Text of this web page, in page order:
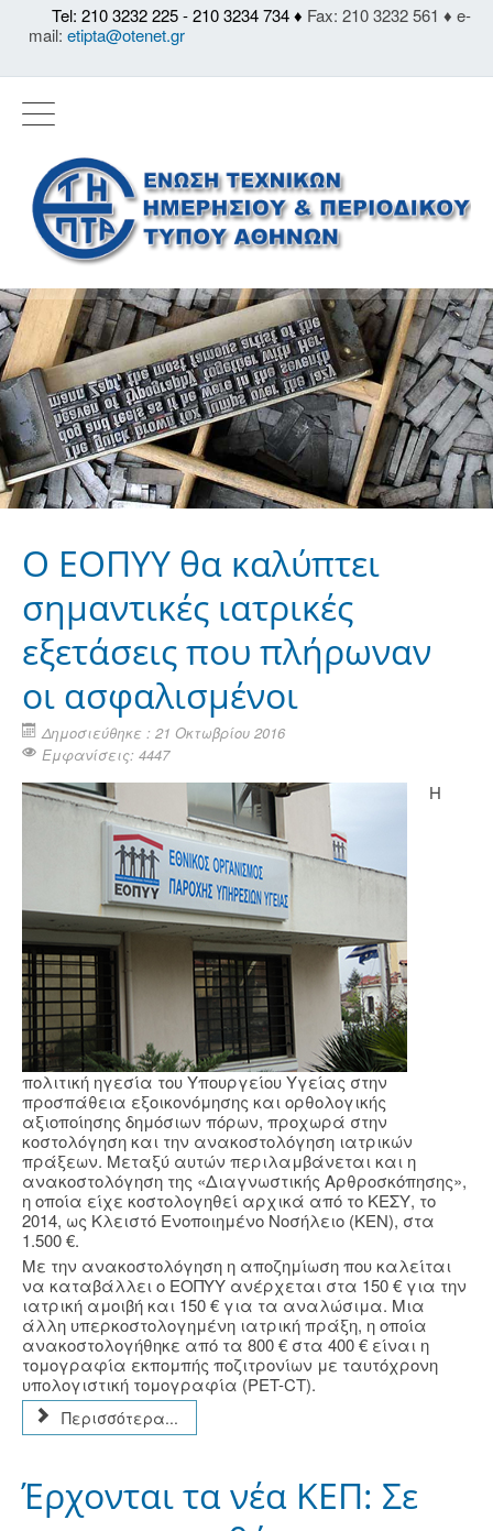
Tel: 210 3232 225 - 210 3234 734 ♦ Fax: 210 3232 561 ♦ e-
mail: etipta@otenet.gr
Ο ΕΟΠΥΥ θα καλύπτει
σημαντικές ιατρικές
εξετάσεις που πλήρωναν
οι ασφαλισμένοι
Δημοσιεύθηκε : 21 Οκτωβρίου 2016
Εμφανίσεις: 4447
Η
πολιτική ηγεσία του Υπουργείου Υγείας στην
προσπάθεια εξοικονόμησης και ορθολογικής
αξιοποίησης δημόσιων πόρων, προχωρά στην
κοστολόγηση και την ανακοστολόγηση ιατρικών
πράξεων. Μεταξύ αυτών περιλαμβάνεται και η
ανακοστολόγηση της «Διαγνωστικής Αρθροσκόπησης»,
η οποία είχε κοστολογηθεί αρχικά από το ΚΕΣΥ, το
2014, ως Κλειστό Ενοποιημένο Νοσήλειο (ΚΕΝ), στα
1.500 €.
Με την ανακοστολόγηση η αποζημίωση που καλείται
να καταβάλλει ο ΕΟΠΥΥ ανέρχεται στα 150 € για την
ιατρική αμοιβή και 150 € για τα αναλώσιμα. Μια
άλλη υπερκοστολογημένη ιατρική πράξη, η οποία
ανακοστολογήθηκε από τα 800 € στα 400 € είναι η
τομογραφία εκπομπής ποζιτρονίων με ταυτόχρονη
υπολογιστική τομογραφία (PET-CT).
Περισσότερα...
Έρχονται τα νέα ΚΕΠ: Σε